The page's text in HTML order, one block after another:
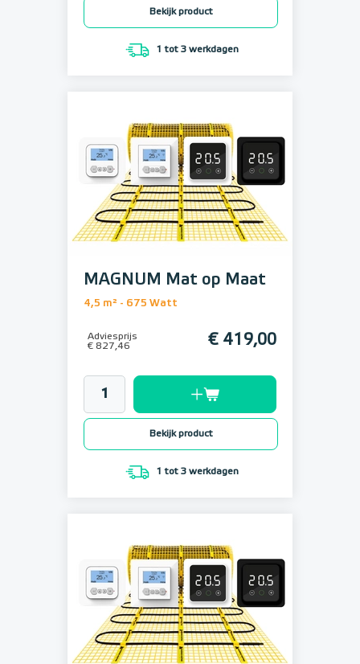
Bekijk product
1 tot 3 werkdagen
MAGNUM Mat op Maat
4,5 m² - 675 Watt
Adviesprijs
€ 827,46
€ 419,00
Bekijk product
1 tot 3 werkdagen